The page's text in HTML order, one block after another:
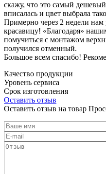
скажу, что это самый
вписалась и цвет выбрала
Примерно через 2 недели
красавицу! «Благодаря»
помучиться с монтажом
получился отменный.
Большое всем спасибо!
Качество продукции
Уровень сервиса
Срок изготовления
Оставить отзыв
Оставить отзыв на товар